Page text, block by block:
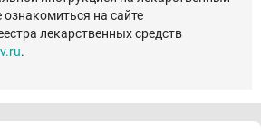
на сайте
лекарственных средств
.